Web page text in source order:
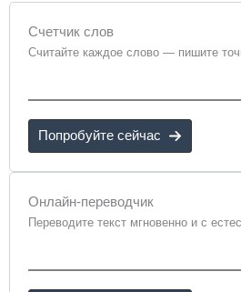
Счетчик слов
Считайте каждое слово — пишите
Попробуйте сейчас
Онлайн-переводчик
Переводите текст мгновенно и с